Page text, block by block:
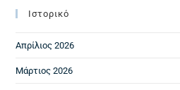
Ιστορικό
Απρίλιος 2026
Μάρτιος 2026